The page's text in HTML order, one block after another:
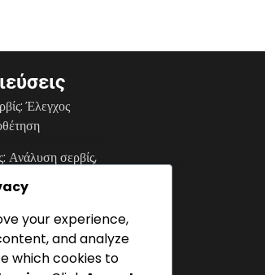
Έλεγχος
Ανάλυση σερβίς,
παικτών
ομάδας
your experience,
and analyze
which cookies to